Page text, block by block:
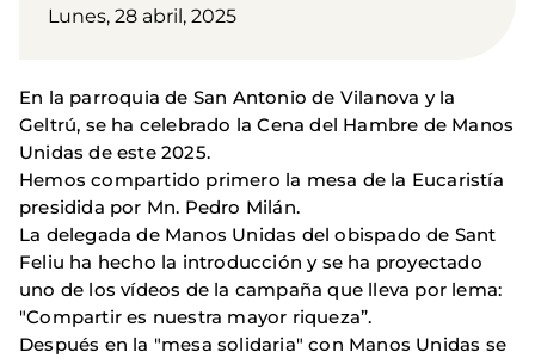
Lunes, 28 abril, 2025
En la parroquia de San Antonio de Vilanova y la
Geltrú, se ha celebrado la Cena del Hambre de Manos
Unidas de este 2025.
Hemos compartido primero la mesa de la Eucaristía
presidida por Mn. Pedro Milán.
La delegada de Manos Unidas del obispado de Sant
Feliu ha hecho la introducción y se ha proyectado
uno de los vídeos de la campaña que lleva por lema:
"Compartir es nuestra mayor riqueza”.
Después en la "mesa solidaria" con Manos Unidas se